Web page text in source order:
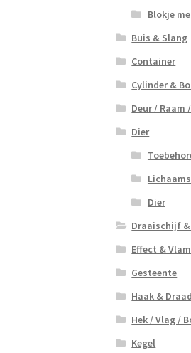
Blokje
Buis & Slang
Container
Cylinder &
Deur / Raam
Dier
Dier
Draaischijf
Effect & Vlam
Gesteente
Haak & Draad
Hek / Vlag /
Kegel